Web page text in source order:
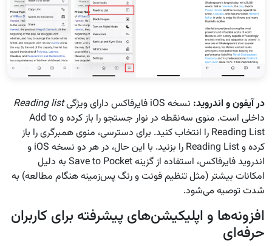
در آیفون و اندروید: نسخه iOS فایرفاکس دارای ویژگی
Reading list
داخلی است. منوی سه‌نقطه در نوار جستجو را باز کرده و Add to
Reading List را انتخاب کنید. برای دسترسی، منوی همبرگری را باز
کرده و Reading List را بزنید. با این حال، در هر دو نسخه iOS و
اندروید فایرفاکس، استفاده از گزینه Save to Pocket به دلیل
امکانات بیشتر (مثل تنظیم فونت و رنگ پس‌زمینه هنگام مطالعه) به
شدت توصیه می‌شود.
افزونه‌ها و اپلیکیشن‌های پیشرفته برای کاربران
حرفه‌ای